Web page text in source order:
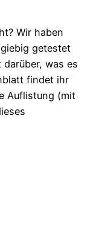
Wir haben
getestet
was es
findet ihr
Auflistung (mit